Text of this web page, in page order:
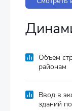
Объем
районам
Ввод в
зданий